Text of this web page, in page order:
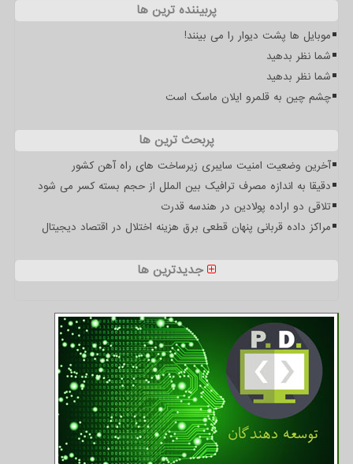
پربیننده ترین ها
موبایل ها پشت دیوار را می بینند!
شما نظر بدهید
شما نظر بدهید
چشم چین به قلمرو ایلان ماسک است
پربحث ترین ها
آخرین وضعیت امنیت سایبری زیرساخت های راه آهن کشور
دقیقا به اندازه مصرف ترافیک بین الملل از حجم بسته کسر می شود
تلاقی دو اراده پولادین در هندسه قدرت
مراکز داده قربانی پنهان قطعی برق هزینه اختلال در اقتصاد دیجیتال
جدیدترین ها